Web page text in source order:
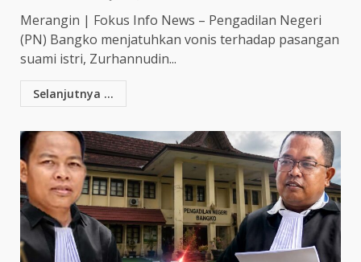
Merangin | Fokus Info News – Pengadilan Negeri
(PN) Bangko menjatuhkan vonis terhadap pasangan
suami istri, Zurhannudin...
Selanjutnya ...